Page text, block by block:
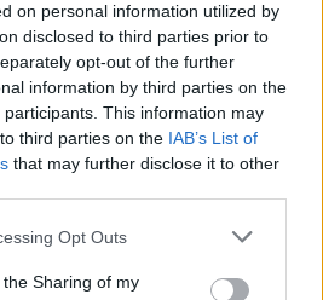
on personal information utilized by
disclosed to third parties prior to
opt-out of the further
information by third parties on the
participants. This information may
third parties on the IAB’s List of
that may further disclose it to other
app uses one or more Google
usage behaviour. You may click to
Opt Outs
Sharing of my
από τα 60.000 δολάρια
οι τιμές μετά το